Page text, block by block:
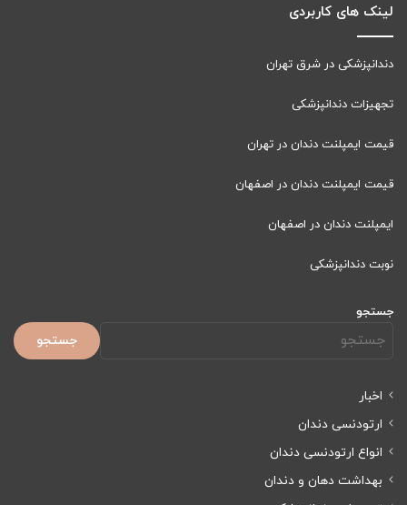
لینک های کاربردی
دندانپزشکی در شرق تهران
تجهیزات دندانپزشکی
قیمت ایمپلنت دندان در تهران
قیمت ایمپلنت دندان در اصفهان
ایمپلنت دندان در اصفهان
نوبت دندانپزشکی
جستجو
جستجو
اخبار
ارتودنسی دندان
انواع ارتودنسی دندان
بهداشت دهان و دندان